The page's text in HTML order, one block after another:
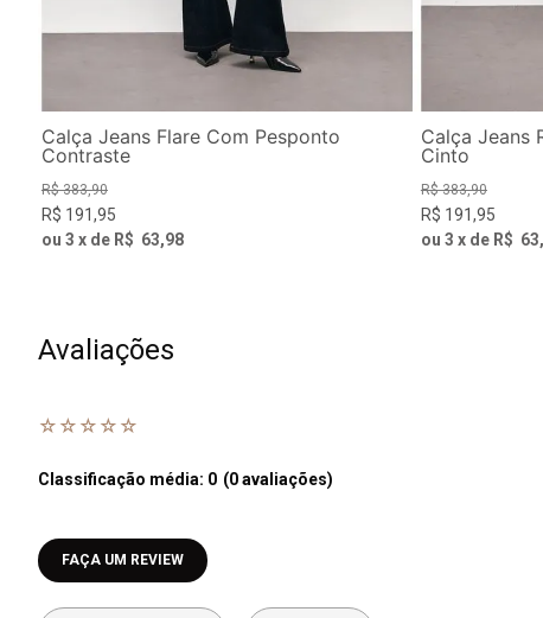
Calça Jeans Flare Com Pesponto
Contraste
R$ 383,90
R$ 191,95
ou 3 x de R$ 63,98
Calça Jeans
Cinto
R$ 383,90
R$ 191,95
ou 3 x de R$ 63,
Avaliações
☆ ☆ ☆ ☆ ☆
Classificação média: 0 (0 avaliações)
Faça login para escrever uma avaliação.